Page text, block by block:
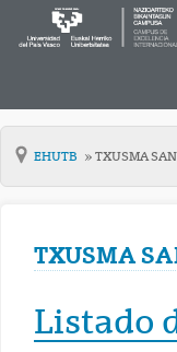
EHUTB TXUSMA
TXUSMA
Listado